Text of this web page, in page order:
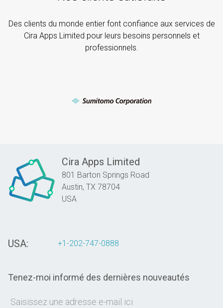
Des clients du monde entier font confiance aux services de
Cira Apps Limited pour leurs besoins personnels et
professionnels.
Cira Apps Limited
801 Barton Springs Road
Austin, TX 78704
USA
USA: +1-202-747-0888
Tenez-moi informé des dernières nouveautés